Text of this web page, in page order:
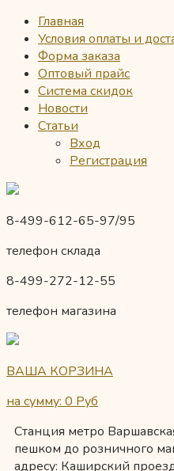
Главная
Условия оплаты и
Форма заказа
Оптовый прайс
Система скидок
Новости
Статьи
Вход
Регистрация
8-499-612-65-97/95
телефон склада
8-499-272-12-55
телефон магазина
ВАША КОРЗИНА
на сумму: 0 Руб
Станция метро
пешком до розничного
адресу: Каширский